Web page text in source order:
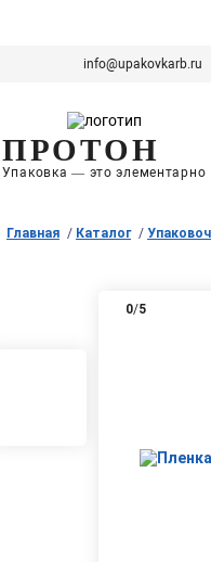
info@upakovkarb.ru
ПРОТОН
Упаковка — это элементарно
Главная Каталог
0/5